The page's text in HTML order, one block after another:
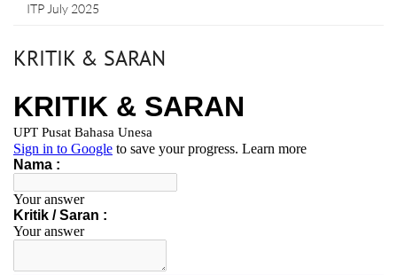
ITP July 2025
KRITIK & SARAN